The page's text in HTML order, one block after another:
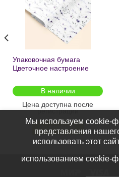
желаний
Упаковочная бумага
Цветочное настроение
2шт/
В наличии
Цена доступна после
регистрации
Мы используем cookie-
представления
использовать этот
использованием cookie-